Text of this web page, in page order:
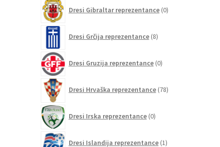
Dresi Gibraltar reprezentance 0izdelkov
Dresi Grčija reprezentance 8izdelkov
Dresi Gruzija reprezentance 0izdelkov
Dresi Hrvaška reprezentance 78izdelkov
Dresi Irska reprezentance 0izdelkov
Dresi Islandija reprezentance 1